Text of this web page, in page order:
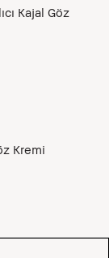
Kajal Göz
Kremi